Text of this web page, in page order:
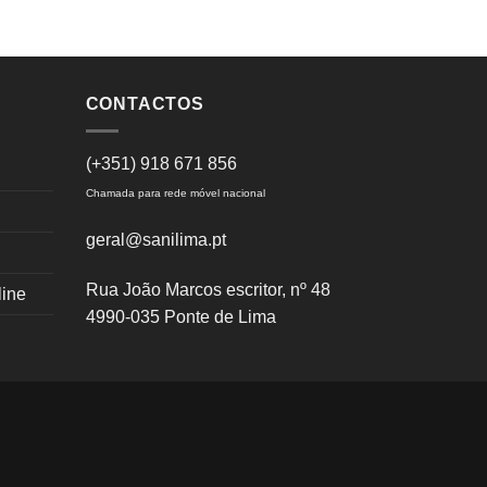
CONTACTOS
(+351) 918 671 856
Chamada para rede móvel nacional
geral@sanilima.pt
Rua João Marcos escritor, nº 48
4990-035 Ponte de Lima